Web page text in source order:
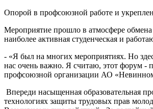
Опорой в профсоюзной работе и
Мероприятие прошло в атмосфере
наиболее активная студенческая и
- «Я был на многих мероприятиях. Но
нас очень важно. Я считаю, этот форум -
профсоюзной организации АО
Впереди насыщенная образовательная
технологиях защиты трудовых прав